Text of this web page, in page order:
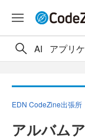
AI アプリ
EDN CodeZine出張所
アルバム